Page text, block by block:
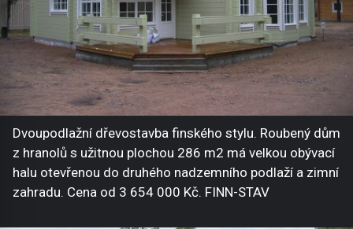
Dvoupodlažní dřevostavba finského stylu. Roubený dům
z hranolů s užitnou plochou 286 m2 má velkou obývací
halu otevřenou do druhého nadzemního podlaží a zimní
zahradu. Cena od 3 654 000 Kč. FINN-STAV